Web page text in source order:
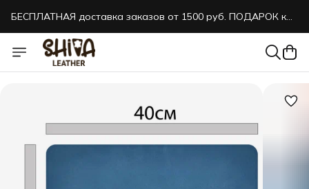
БЕСПЛАТНАЯ доставка заказов от 1500 руб. ПОДАРОК к
БЕСПЛАТНАЯ доставка заказов от 1500 руб. ПОДАРОК к
каждому заказу!